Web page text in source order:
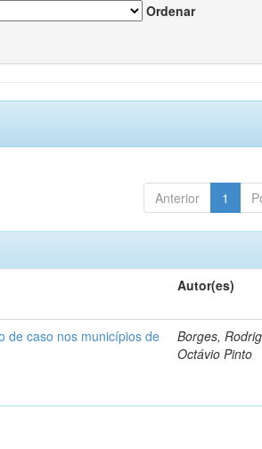
Ordenar
Anterior 1
Autor(es)
de caso nos municípios de
Borges,
Octávio Pinto